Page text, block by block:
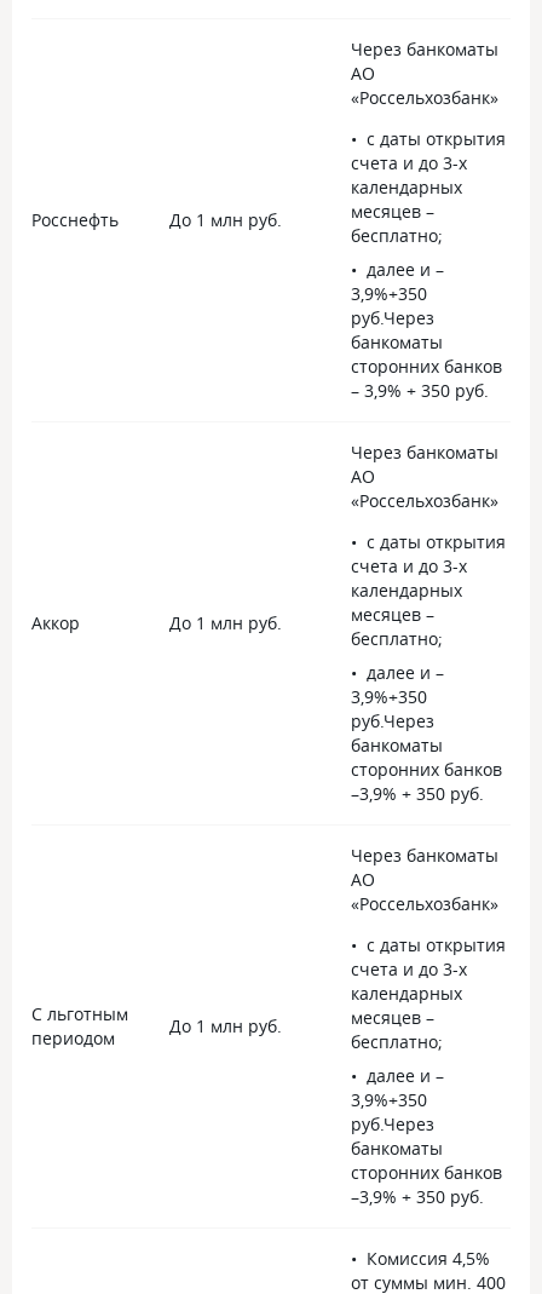
Росснефть До 1 млн руб.
Через банкоматы
АО
«Россельхозбанк»
с даты открытия
счета и до 3-х
календарных
месяцев –
бесплатно;
далее и –
3,9%+350
руб.Через
банкоматы
сторонних банков
– 3,9% + 350 руб.
Аккор До 1 млн руб.
Через банкоматы
АО
«Россельхозбанк»
с даты открытия
счета и до 3-х
календарных
месяцев –
бесплатно;
далее и –
3,9%+350
руб.Через
банкоматы
сторонних банков
–3,9% + 350 руб.
С льготным
периодом
До 1 млн руб.
Через банкоматы
АО
«Россельхозбанк»
с даты открытия
счета и до 3-х
календарных
месяцев –
бесплатно;
далее и –
3,9%+350
руб.Через
банкоматы
сторонних банков
–3,9% + 350 руб.
Комиссия 4,5%
от суммы мин. 400